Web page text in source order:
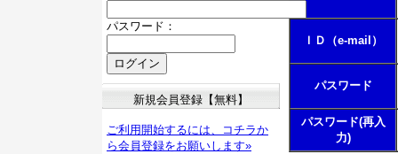
ＩＤ（e-mail）
パスワード
パスワード(再入
力)
パスワード：
新規会員登録【無料】
ご利用開始するには、コチラか
ら会員登録をお願いします»